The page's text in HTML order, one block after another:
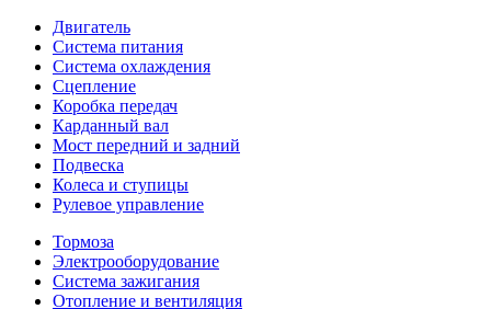
Двигатель
Система питания
Система охлаждения
Сцепление
Коробка передач
Карданный вал
Мост передний и задний
Подвеска
Колеса и ступицы
Рулевое управление
Тормоза
Электрооборудование
Система зажигания
Отопление и вентиляция